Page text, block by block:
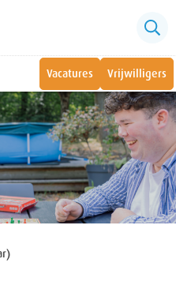
Vacatures Vrijwilligers
Sluiten